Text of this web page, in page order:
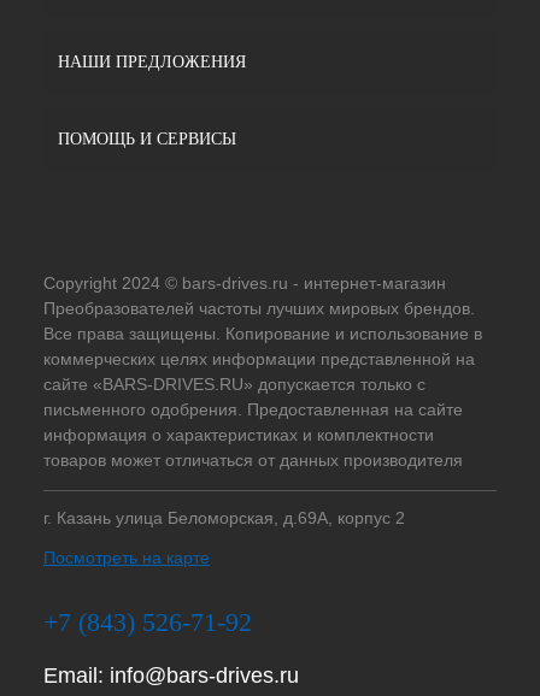
НАШИ ПРЕДЛОЖЕНИЯ
ПОМОЩЬ И СЕРВИСЫ
Copyright 2024 © bars-drives.ru - интернет-магазин
Преобразователей частоты лучших мировых брендов.
Все права защищены. Копирование и использование в
коммерческих целях информации представленной на
сайте «BARS-DRIVES.RU» допускается только с
письменного одобрения. Предоставленная на сайте
информация о характеристиках и комплектности
товаров может отличаться от данных производителя
г. Казань улица Беломорская, д.69А, корпус 2
Посмотреть на карте
+7 (843) 526-71-92
Email: info@bars-drives.ru